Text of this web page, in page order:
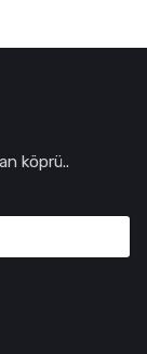
köprü..